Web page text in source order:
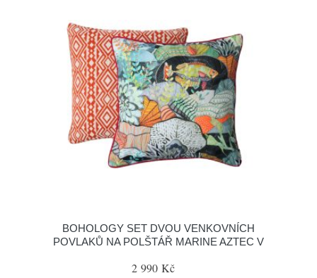
BOHOLOGY SET DVOU VENKOVNÍCH
POVLAKŮ NA POLŠTÁŘ MARINE AZTEC V
2 990 Kč